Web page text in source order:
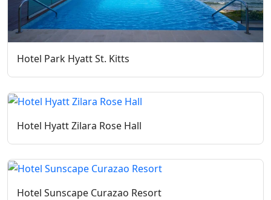
Hotel Park Hyatt St. Kitts
Hotel Hyatt Zilara Rose Hall
Hotel Sunscape Curazao Resort